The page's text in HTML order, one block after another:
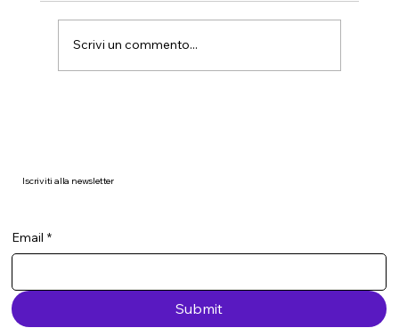
Scrivi un commento...
Iscriviti alla newsletter
Email *
Submit